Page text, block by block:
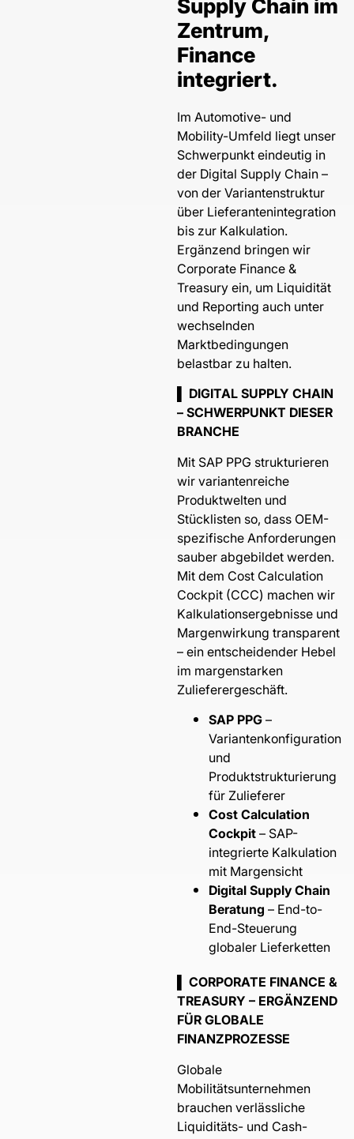
Zentrum,
Finance
integriert.
Im Automotive- und
Mobility-Umfeld liegt unser
Schwerpunkt eindeutig in
der Digital Supply Chain –
von der Variantenstruktur
über Lieferantenintegration
bis zur Kalkulation.
Ergänzend bringen wir
Corporate Finance &
Treasury ein, um Liquidität
und Reporting auch unter
wechselnden
Marktbedingungen
belastbar zu halten.
▌ DIGITAL SUPPLY CHAIN
– SCHWERPUNKT DIESER
BRANCHE
Mit SAP PPG strukturieren
wir variantenreiche
Produktwelten und
Stücklisten so, dass OEM-
spezifische Anforderungen
sauber abgebildet werden.
Mit dem Cost Calculation
Cockpit (CCC) machen wir
Kalkulationsergebnisse und
Margenwirkung transparent
– ein entscheidender Hebel
im margenstarken
Zulieferergeschäft.
SAP PPG–
Variantenkonfiguration
und
Produktstrukturierung
für Zulieferer
Cost Calculation
Cockpit– SAP-
integrierte Kalkulation
mit Margensicht
Digital Supply Chain
Beratung – End-to-
End-Steuerung
globaler Lieferketten
▌ CORPORATE FINANCE &
TREASURY – ERGÄNZEND
FÜR GLOBALE
FINANZPROZESSE
Globale
Mobilitätsunternehmen
brauchen verlässliche
Liquiditäts- und Cash-